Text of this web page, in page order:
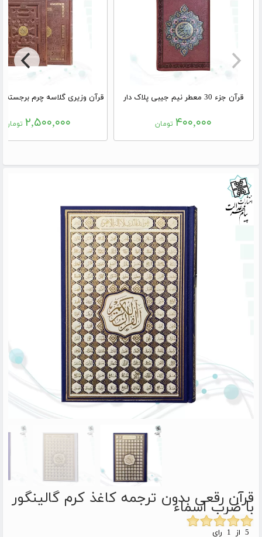
قرآن جزء 30 معطر نیم جیبی پلاک دار
۴۰۰,۰۰۰ تومان ۲,۵۰۰,۰۰۰ تومان
قرآن رقعی بدون ترجمه کاغذ کرم گالینگور
با ضرب اسماء